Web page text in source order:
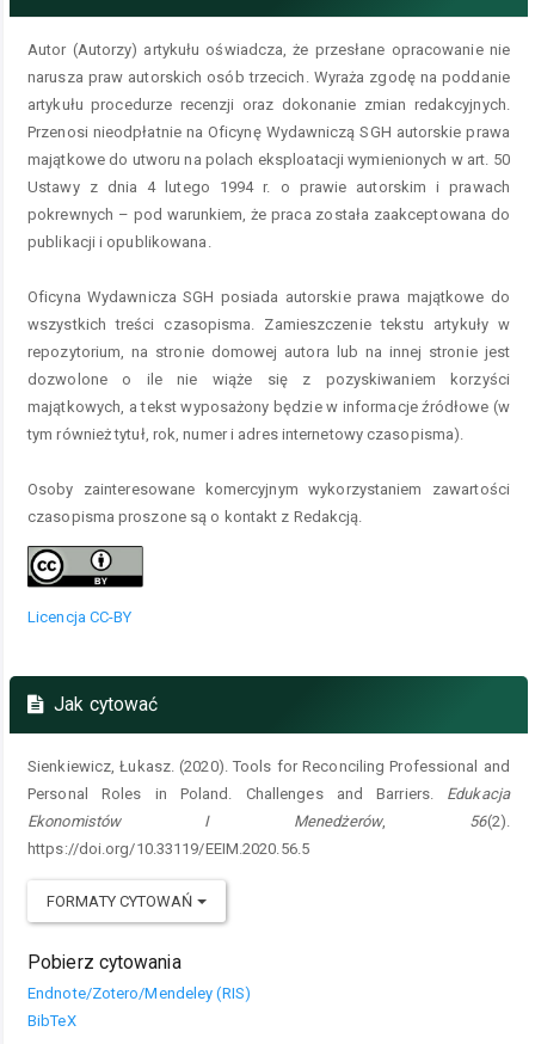
Autor (Autorzy) artykułu oświadcza, że przesłane opracowanie nie
narusza praw autorskich osób trzecich. Wyraża zgodę na poddanie
artykułu procedurze recenzji oraz dokonanie zmian redakcyjnych.
Przenosi nieodpłatnie na Oficynę Wydawniczą SGH autorskie prawa
majątkowe do utworu na polach eksploatacji wymienionych w art. 50
Ustawy z dnia 4 lutego 1994 r. o prawie autorskim i prawach
pokrewnych – pod warunkiem, że praca została zaakceptowana do
publikacji i opublikowana.
Oficyna Wydawnicza SGH posiada autorskie prawa majątkowe do
wszystkich treści czasopisma. Zamieszczenie tekstu artykuły w
repozytorium, na stronie domowej autora lub na innej stronie jest
dozwolone o ile nie wiąże się z pozyskiwaniem korzyści
majątkowych, a tekst wyposażony będzie w informacje źródłowe (w
tym również tytuł, rok, numer i adres internetowy czasopisma).
Osoby zainteresowane komercyjnym wykorzystaniem zawartości
czasopisma proszone są o kontakt z Redakcją.
Licencja CC-BY
Jak cytować
Sienkiewicz, Łukasz. (2020). Tools for Reconciling Professional and
Personal Roles in Poland. Challenges and Barriers. Edukacja
Ekonomistów I Menedżerów, 56(2).
https://doi.org/10.33119/EEIM.2020.56.5
FORMATY CYTOWAŃ
Pobierz cytowania
Endnote/Zotero/Mendeley (RIS)
BibTeX